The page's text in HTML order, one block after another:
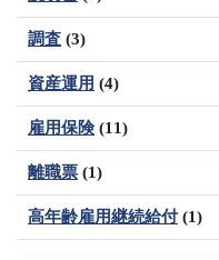
調査 (3)
資産運用 (4)
雇用保険(11)
離職票 (1)
高年齢雇用継続給付(1)